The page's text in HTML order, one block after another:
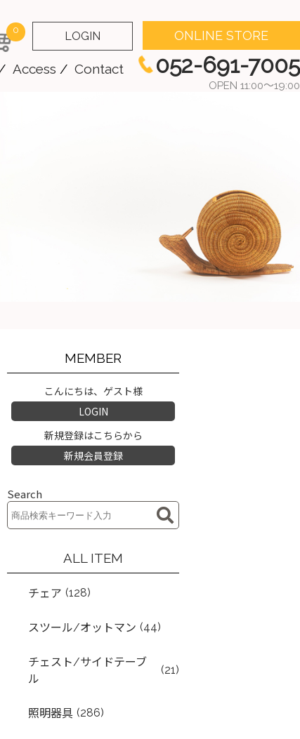
0 LOGIN ONLINE STORE
Access Contact 052-691-7005
OPEN 11:00～19:00
MEMBER
こんにちは、ゲスト様
LOGIN
新規登録はこちらから
新規会員登録
Search
ALL ITEM
チェア (128)
スツール/オットマン (44)
チェスト/サイドテーブ
ル
(21)
照明器具 (286)